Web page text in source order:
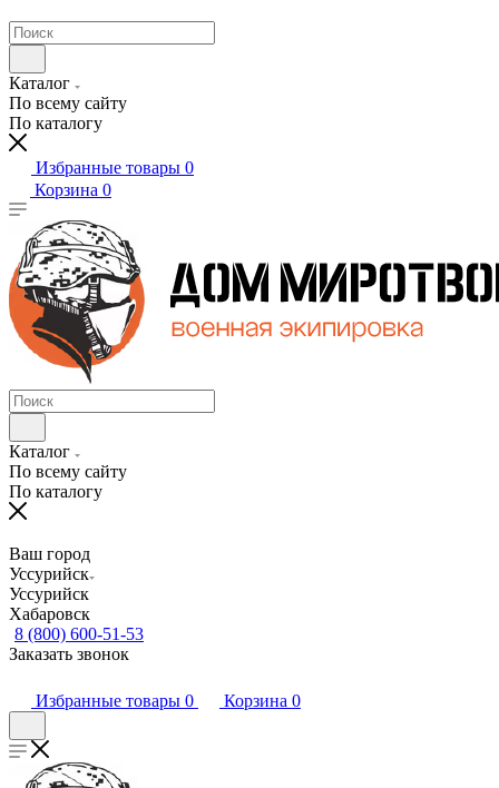
Каталог
По всему сайту
По каталогу
Избранные товары 0
Корзина 0
Каталог
По всему сайту
По каталогу
Ваш город
Уссурийск
Уссурийск
Хабаровск
8 (800) 600-51-53
Заказать звонок
Избранные товары 0 Корзина 0